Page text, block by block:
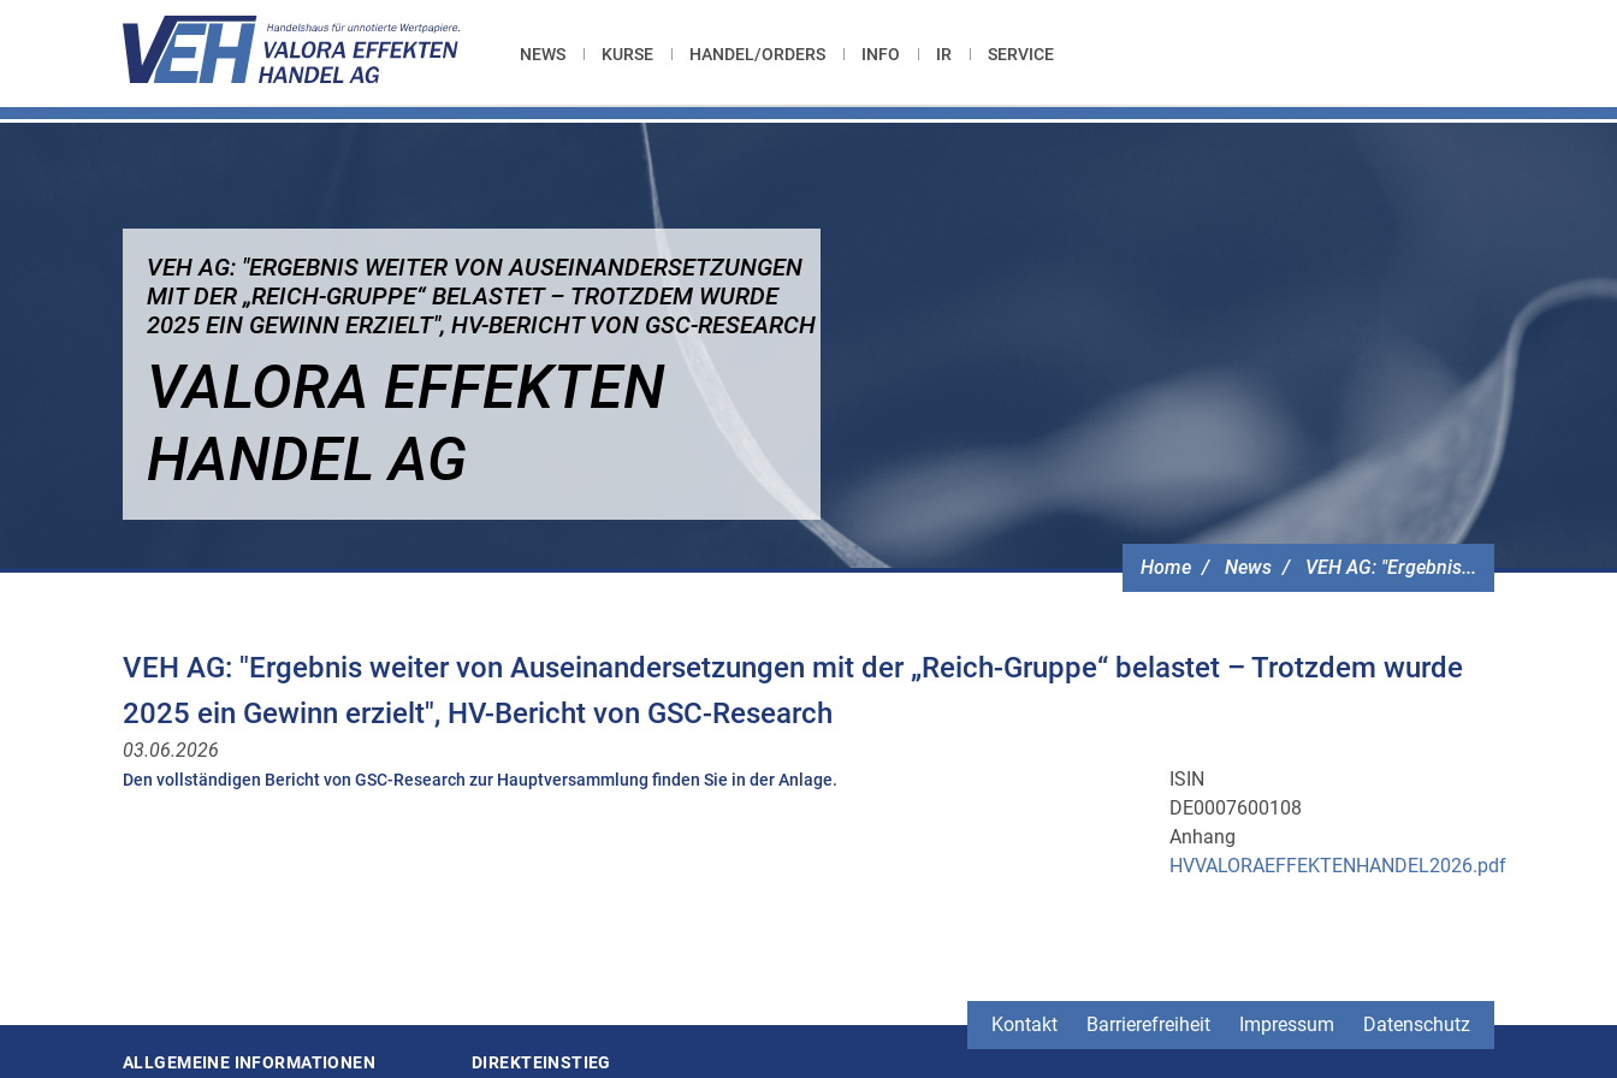
NEWS KURSE HANDEL/ORDERS INFO IR SERVICE
Home News VEH AG: "Ergebnis...
VEH AG: "ERGEBNIS WEITER VON AUSEINANDERSETZUNGEN
MIT DER „REICH-GRUPPE“ BELASTET – TROTZDEM WURDE
2025 EIN GEWINN ERZIELT", HV-BERICHT VON GSC-RESEARCH
VALORA EFFEKTEN
HANDEL AG
VEH AG: "Ergebnis weiter von Auseinandersetzungen mit der „Reich-Gruppe“ belastet – Trotzdem wurde
2025 ein Gewinn erzielt", HV-Bericht von GSC-Research
03.06.2026
Den vollständigen Bericht von GSC-Research zur Hauptversammlung finden Sie in der Anlage.
ISIN
DE0007600108
Anhang
HVVALORAEFFEKTENHANDEL2026.pdf
Kontakt Barrierefreiheit Impressum Datenschutz
Seitenstruktur
ALLGEMEINE INFORMATIONEN DIREKTEINSTIEG